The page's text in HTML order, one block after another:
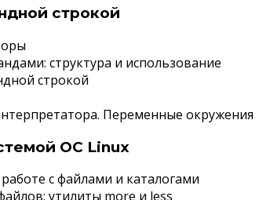
строкой
структура и использование
строкой
Переменные окружения
ОС Linux
с файлами и каталогами
утилиты more и less